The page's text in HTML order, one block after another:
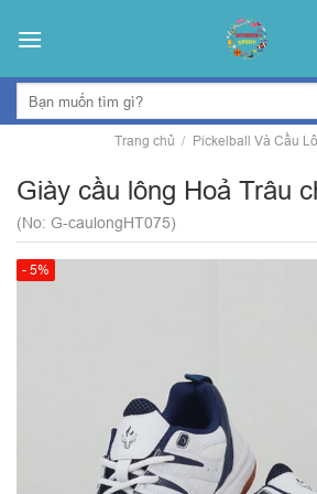
Trang chủ / Pickelball Và Cầu
Giày cầu lông Hoả Trâu
(No: G-caulongHT075)
- 5%